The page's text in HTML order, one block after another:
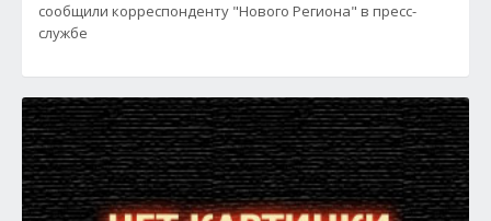
сообщили корреспонденту "Нового Региона" в пресс-
службе